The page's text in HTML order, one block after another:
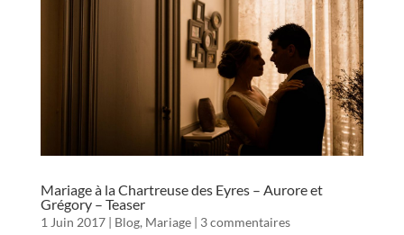
Mariage à la Chartreuse des Eyres – Aurore et
Grégory – Teaser
1 Juin 2017| Blog, Mariage| 3 commentaires